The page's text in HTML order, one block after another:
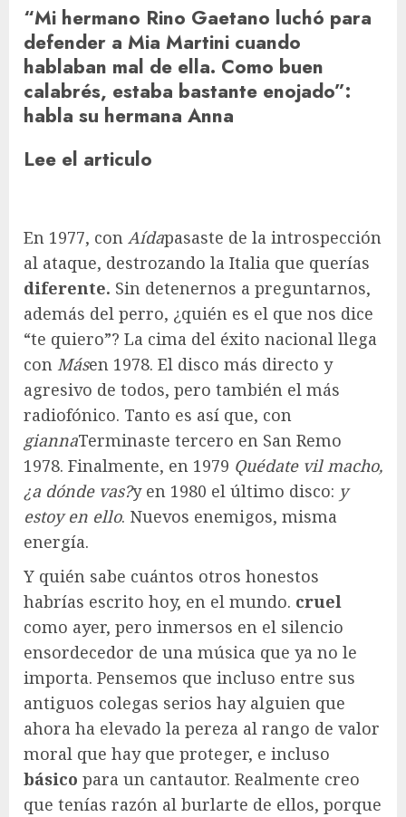
“Mi hermano Rino Gaetano luchó para
defender a Mia Martini cuando
hablaban mal de ella. Como buen
calabrés, estaba bastante enojado”:
habla su hermana Anna
Lee el articulo
En 1977, con Aídapasaste de la introspección
al ataque, destrozando la Italia que querías
diferente. Sin detenernos a preguntarnos,
además del perro, ¿quién es el que nos dice
“te quiero”? La cima del éxito nacional llega
con Másen 1978. El disco más directo y
agresivo de todos, pero también el más
radiofónico. Tanto es así que, con
giannaTerminaste tercero en San Remo
1978. Finalmente, en 1979 Quédate vil macho,
¿a dónde vas?y en 1980 el último disco: y
estoy en ello. Nuevos enemigos, misma
energía.
Y quién sabe cuántos otros honestos
habrías escrito hoy, en el mundo. cruel
como ayer, pero inmersos en el silencio
ensordecedor de una música que ya no le
importa. Pensemos que incluso entre sus
antiguos colegas serios hay alguien que
ahora ha elevado la pereza al rango de valor
moral que hay que proteger, e incluso
básico para un cantautor. Realmente creo
que tenías razón al burlarte de ellos, porque